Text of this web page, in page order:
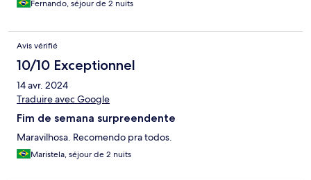
Fernando, séjour de 2 nuits
Avis vérifié
10/10 Exceptionnel
14 avr. 2024
Traduire avec Google
Fim de semana surpreendente
Maravilhosa. Recomendo pra todos.
Maristela, séjour de 2 nuits